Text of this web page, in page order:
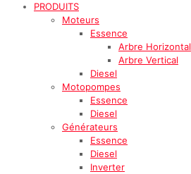
PRODUITS
Moteurs
Essence
Arbre Horizontal
Arbre Vertical
Diesel
Motopompes
Essence
Diesel
Générateurs
Essence
Diesel
Inverter